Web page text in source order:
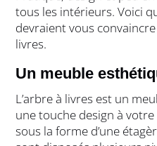
tous les intérieurs. Voici
devraient vous
livres.
Un meuble
L’arbre à livres est un
une touche design à
sous la forme d’une